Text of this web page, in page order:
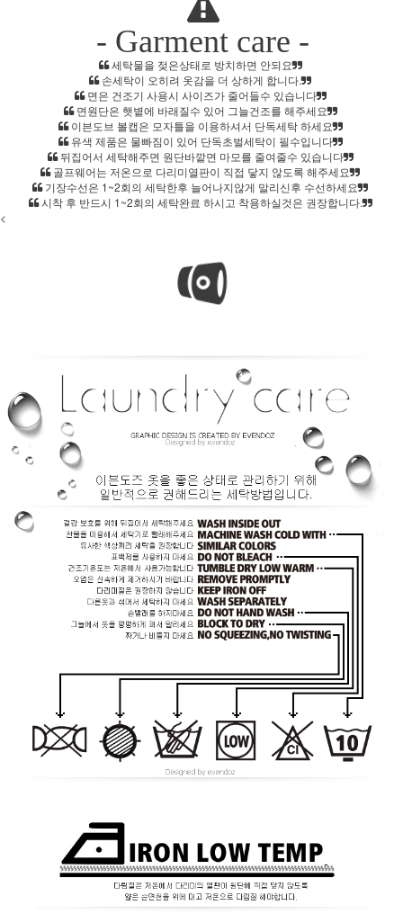
- Garment care -
세탁물을 젖은상태로 방치하면 안되요
손세탁이 오히려 옷감을 더 상하게 합니다.
면은 건조기 사용시 사이즈가 줄어들수 있습니다
면원단은 햇볕에 바래질수 있어 그늘건조를 해주세요
이븐도브 볼캡은 모자틀을 이용하셔서 단독세탁 하세요
유색 제품은 물빠짐이 있어 단독초벌세탁이 필수입니다
뒤집어서 세탁해주면 원단바깥면 마모를 줄여줄수 있습니다
골프웨어는 저온으로 다리미열판이 직접 닿지 않도록 해주세요
기장수선은 1~2회의 세탁한후 늘어나지않게 말리신후 수선하세요
시착 후 반드시 1~2회의 세탁완료 하시고 착용하실것은 권장합니다.
<